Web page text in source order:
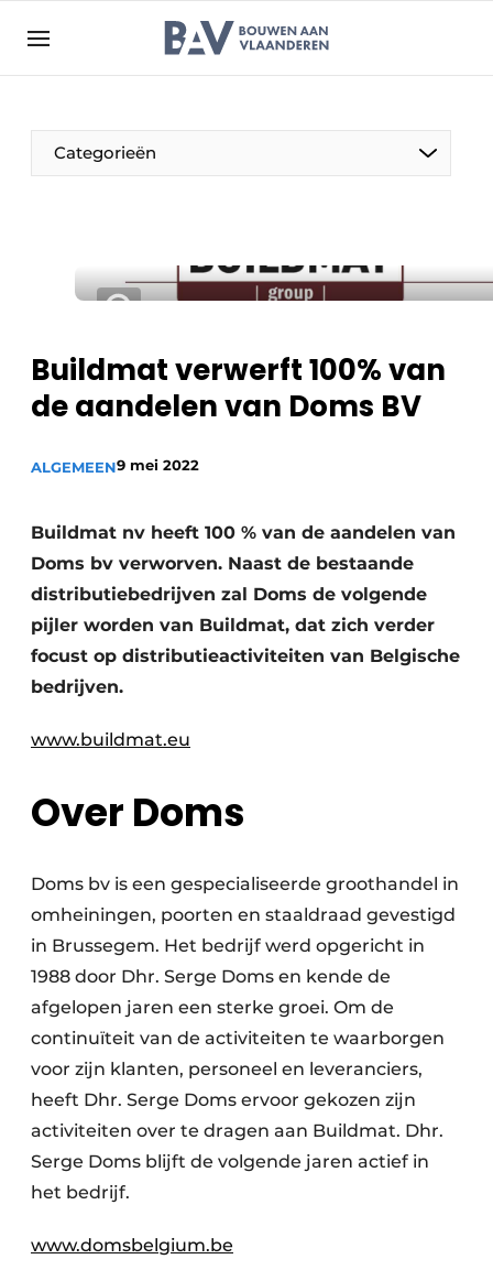
Bedrijven
Bouwen aan Vlaanderen | Platform voor de bouw
Evenement aanmelden
Meest gelezen
Nieuwsbrief
Vacatures
Video’s
Aanmelden
Bedrijven
Contact
Categorieën
Beton & Staalbouw
Brandveiligheid
BIM
Evenementen
Dak & Gevel
HVAC
Interieurarchitectuur
Renovatie
Software
Toegangscontrole
Veiligheid & Opleiding
Zonwering
Buildmat verwerft 100% van
de aandelen van Doms BV
ALGEMEEN9 mei 2022
Buildmat nv heeft 100 % van de aandelen van
Doms bv verworven. Naast de bestaande
distributiebedrijven zal Doms de volgende
pijler worden van Buildmat, dat zich verder
focust op distributieactiviteiten van Belgische
bedrijven.
www.buildmat.eu
Over Doms
Doms bv is een gespecialiseerde groothandel in
omheiningen, poorten en staaldraad gevestigd
in Brussegem. Het bedrijf werd opgericht in
1988 door Dhr. Serge Doms en kende de
afgelopen jaren een sterke groei. Om de
continuïteit van de activiteiten te waarborgen
voor zijn klanten, personeel en leveranciers,
heeft Dhr. Serge Doms ervoor gekozen zijn
activiteiten over te dragen aan Buildmat. Dhr.
Serge Doms blijft de volgende jaren actief in
het bedrijf.
www.domsbelgium.be